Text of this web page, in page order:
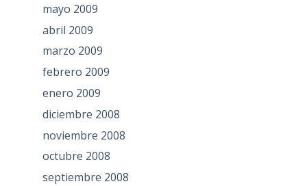
mayo 2009
abril 2009
marzo 2009
febrero 2009
enero 2009
diciembre 2008
noviembre 2008
octubre 2008
septiembre 2008